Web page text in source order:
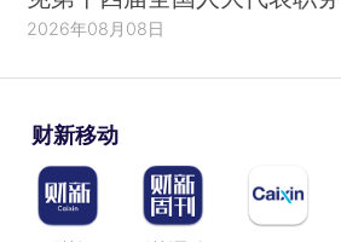
2026年08月08日
财新移动